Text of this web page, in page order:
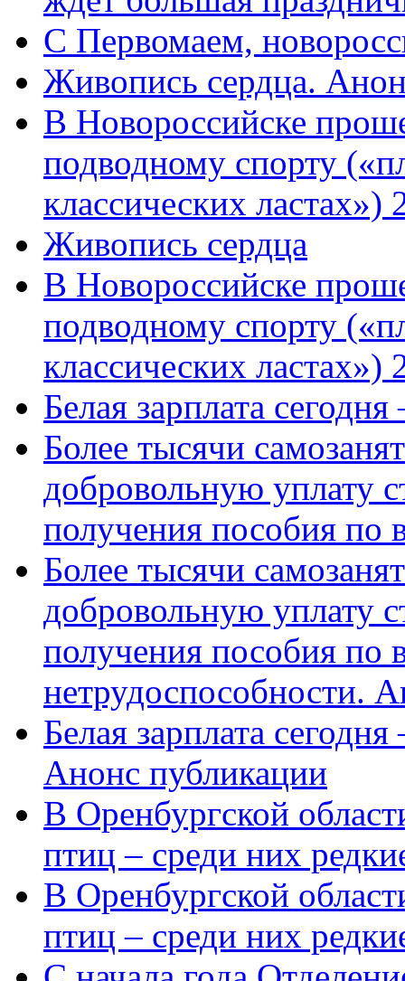
C Первомаем,
Живопись сердца.
В Новороссийске
подводному спорту
классических
Живопись сердца
В Новороссийске
подводному спорту
классических ластах»)
Белая зарплата
Более тысячи
добровольную уплату
получения пособия по
Более тысячи
добровольную уплату
получения пособия по
нетрудоспособности.
Белая зарплата
Анонс публикации
В Оренбургской
птиц – среди них
В Оренбургской
птиц – среди них